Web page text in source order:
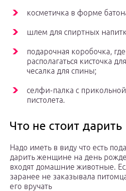
косметичка в форме
шлем для спиртных
подарочная коробочка,
располагаться кисточка
чесалка для спины;
селфи-палка с
пистолета.
Что не стоит дарить
Надо иметь в виду что есть
дарить женщине на день
входят домашние животные.
заранее не заказывала
его вручать